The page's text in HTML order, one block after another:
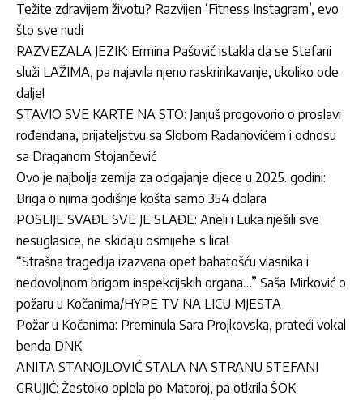
Težite zdravijem životu? Razvijen ‘Fitness Instagram’, evo
što sve nudi
RAZVEZALA JEZIK: Ermina Pašović istakla da se Stefani
služi LAŽIMA, pa najavila njeno raskrinkavanje, ukoliko ode
dalje!
STAVIO SVE KARTE NA STO: Janjuš progovorio o proslavi
rođendana, prijateljstvu sa Slobom Radanovićem i odnosu
sa Draganom Stojančević
Ovo je najbolja zemlja za odgajanje djece u 2025. godini:
Briga o njima godišnje košta samo 354 dolara
POSLIJE SVAĐE SVE JE SLAĐE: Aneli i Luka riješili sve
nesuglasice, ne skidaju osmijehe s lica!
“Strašna tragedija izazvana opet bahatošću vlasnika i
nedovoljnom brigom inspekcijskih organa…” Saša Mirković o
požaru u Kočanima/HYPE TV NA LICU MJESTA
Požar u Kočanima: Preminula Sara Projkovska, prateći vokal
benda DNK
ANITA STANOJLOVIĆ STALA NA STRANU STEFANI
GRUJIĆ: Žestoko oplela po Matoroj, pa otkrila ŠOK